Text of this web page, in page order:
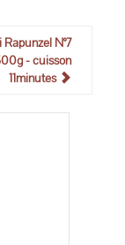
N°7
- cuisson
11minutes